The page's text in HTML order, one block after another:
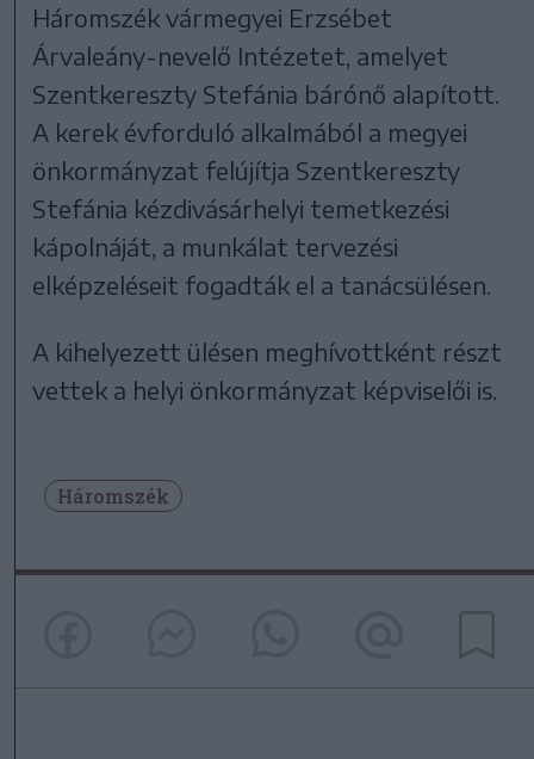
Háromszék vármegyei Erzsébet
Árvaleány-nevelő Intézetet, amelyet
Szentkereszty Stefánia bárónő alapított.
A kerek évforduló alkalmából a megyei
önkormányzat felújítja Szentkereszty
Stefánia kézdivásárhelyi temetkezési
kápolnáját, a munkálat tervezési
elképzeléseit fogadták el a tanácsülésen.
A kihelyezett ülésen meghívottként részt
vettek a helyi önkormányzat képviselői is.
Háromszék